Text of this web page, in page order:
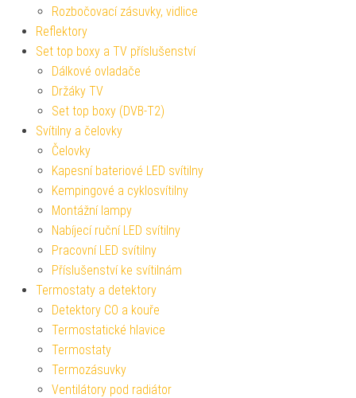
Rozbočovací zásuvky, vidlice
Reflektory
Set top boxy a TV příslušenství
Dálkové ovladače
Držáky TV
Set top boxy (DVB-T2)
Svítilny a čelovky
Čelovky
Kapesní bateriové LED svítilny
Kempingové a cyklosvítilny
Montážní lampy
Nabíjecí ruční LED svítilny
Pracovní LED svítilny
Příslušenství ke svítilnám
Termostaty a detektory
Detektory CO a kouře
Termostatické hlavice
Termostaty
Termozásuvky
Ventilátory pod radiátor